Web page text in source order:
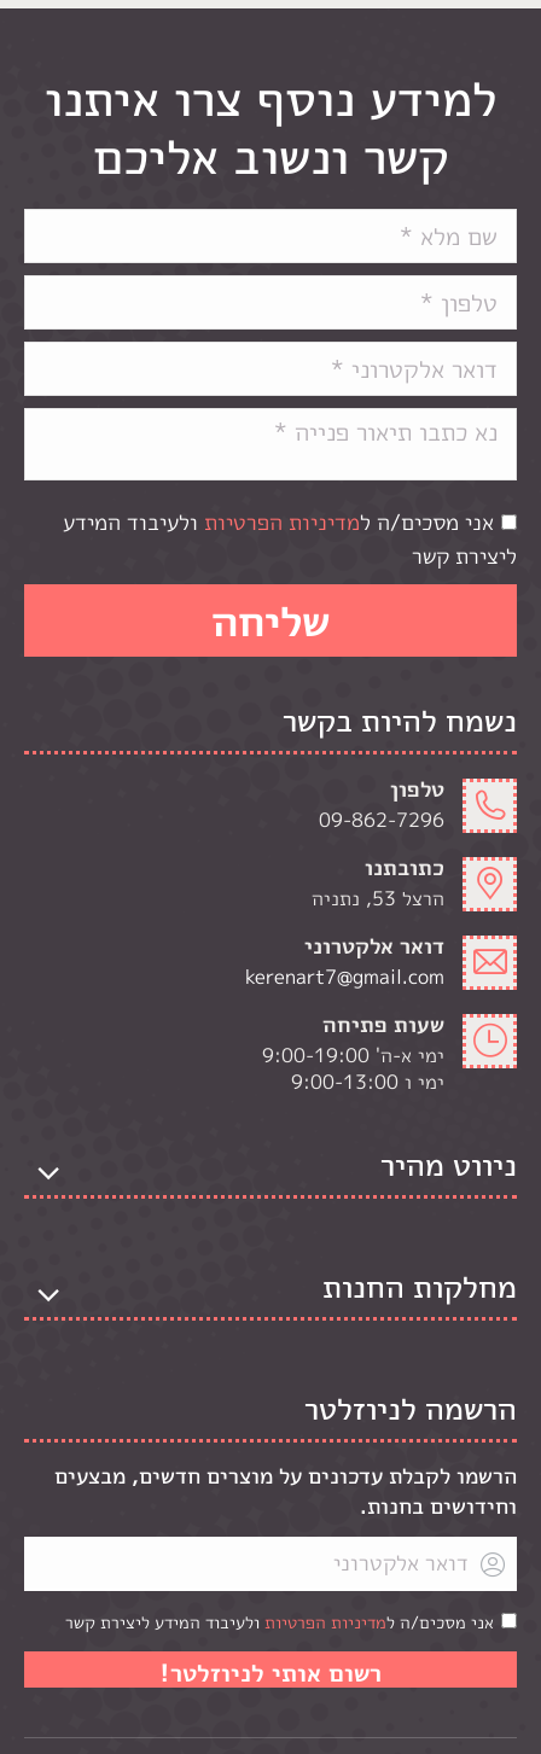
למידע נוסף צרו איתנו
קשר ונשוב אליכם
אני מסכים/ה למדיניות הפרטיות ולעיבוד המידע
ליצירת קשר
נשמח להיות בקשר
טלפון
09-862-7296
כתובתנו
הרצל 53, נתניה
דואר אלקטרוני
kerenart7@gmail.com
שעות פתיחה
ימי א-ה' 9:00-19:00
ימי ו 9:00-13:00
ניווט מהיר
מחלקות החנות
הרשמה לניוזלטר
הרשמו לקבלת עדכונים על מוצרים חדשים, מבצעים
וחידושים בחנות.
אני מסכים/ה למדיניות הפרטיות ולעיבוד המידע ליצירת קשר